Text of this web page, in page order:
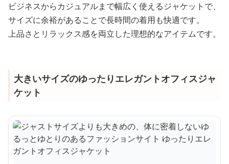
ビジネスからカジュアルまで幅広く使えるジャケットで、
サイズに余裕があることで長時間の着用も快適です。
上品さとリラックス感を両立した理想的なアイテムです。
大きいサイズのゆったりエレガントオフィスジャ
ケット